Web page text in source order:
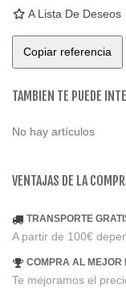
A Lista De Deseos
Copiar referencia
TAMBIEN TE PUEDE
No hay artículos
VENTAJAS DE LA
TRANSPORTE
A partir de 100€
COMPRA AL MEJOR
Te mejoramos el